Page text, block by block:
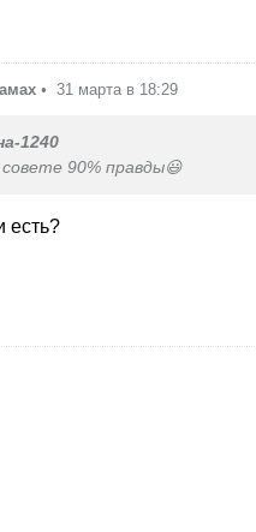
• 31 марта в 18:29
1240
90% правды😃
есть?